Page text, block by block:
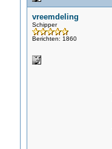
vreemdeling
Schipper
Berichten: 1860